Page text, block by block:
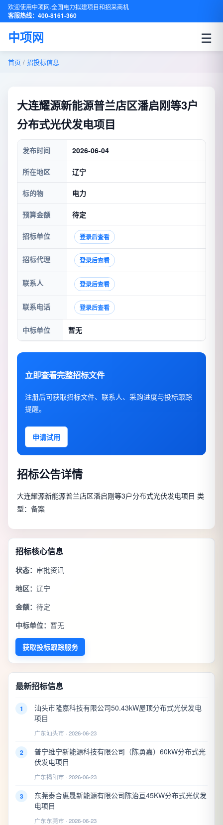
欢迎使用中项网·全国电力拟建项目和招采商机
客服热线：400-8161-360
中项网 ☰
首页 / 招投标信息
大连耀源新能源普兰店区潘启刚等3户
分布式光伏发电项目
发布时间 2026-06-04
所在地区 辽宁
标的物 电力
预算金额 待定
招标单位 登录后查看
招标代理 登录后查看
联系人 登录后查看
联系电话 登录后查看
中标单位 暂无
立即查看完整招标文件
注册后可获取招标文件、联系人、采购进度与投标跟踪
提醒。
申请试用
招标公告详情
大连耀源新能源普兰店区潘启刚等3户分布式光伏发电项目 类
型：备案
招标核心信息
状态： 审批资讯
地区： 辽宁
金额： 待定
中标单位： 暂无
获取投标跟踪服务
最新招标信息
1
汕头市隆嘉科技有限公司50.43kW屋顶分布式光伏发电
项目
广东汕头市 · 2026-06-23
2
普宁维宁新能源科技有限公司（陈勇嘉）60kW分布式光
伏发电项目
广东揭阳市 · 2026-06-23
3
东莞泰合惠晟新能源有限公司陈治亘45KW分布式光伏发
电项目
广东东莞市 · 2026-06-23